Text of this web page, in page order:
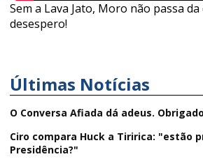
Sem a Lava Jato, Moro não passa
desespero!
Últimas Notícias
O Conversa Afiada dá adeus.
Ciro compara Huck a Tiririca: "estão
Presidência?"